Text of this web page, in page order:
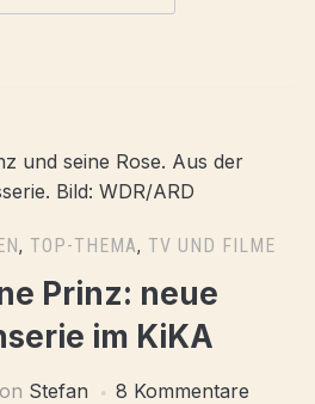
, TOP-THEMA, TV UND FILME
Prinz: neue
im KiKA
Stefan 8 Kommentare